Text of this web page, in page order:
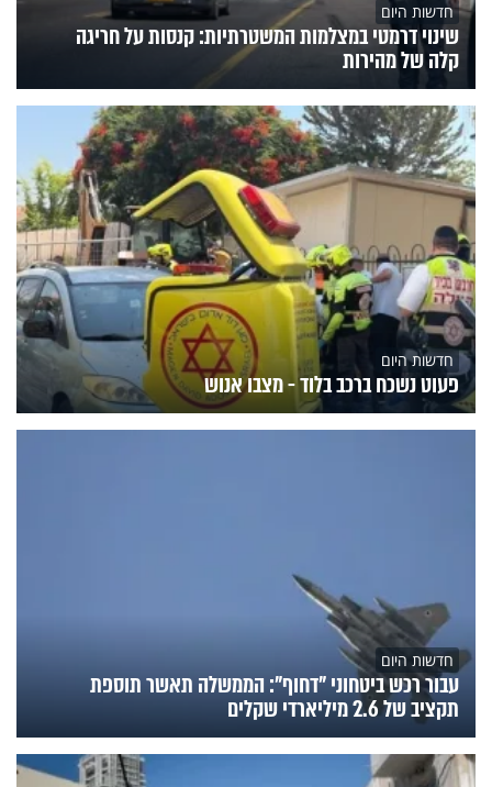
חדשות היום
שינוי דרמטי במצלמות המשטרתיות: קנסות על חריגה
קלה של מהירות
חדשות היום
פעוט נשכח ברכב בלוד - מצבו אנוש
חדשות היום
עבור רכש ביטחוני "דחוף": הממשלה תאשר תוספת
תקציב של 2.6 מיליארדי שקלים